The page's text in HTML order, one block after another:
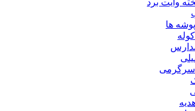
ها
سرگرمی